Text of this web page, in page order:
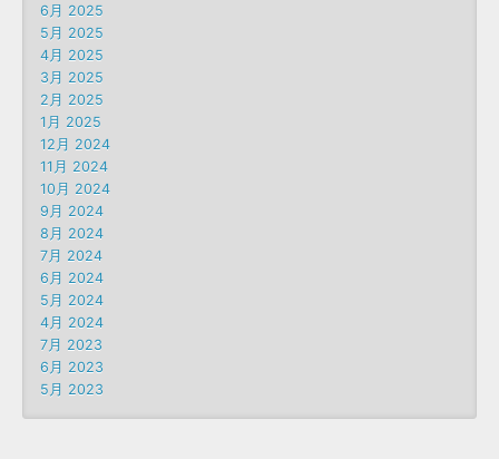
6月 2025
5月 2025
4月 2025
3月 2025
2月 2025
1月 2025
12月 2024
11月 2024
10月 2024
9月 2024
8月 2024
7月 2024
6月 2024
5月 2024
4月 2024
7月 2023
6月 2023
5月 2023